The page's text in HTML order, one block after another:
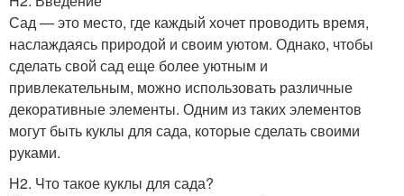
Сад — это место, где каждый хочет проводить время,
наслаждаясь природой и своим уютом. Однако, чтобы
сделать свой сад еще более уютным и
привлекательным, можно использовать различные
декоративные элементы. Одним из таких элементов
могут быть куклы для сада, которые сделать своими
руками.
H2. Что такое куклы для сада?